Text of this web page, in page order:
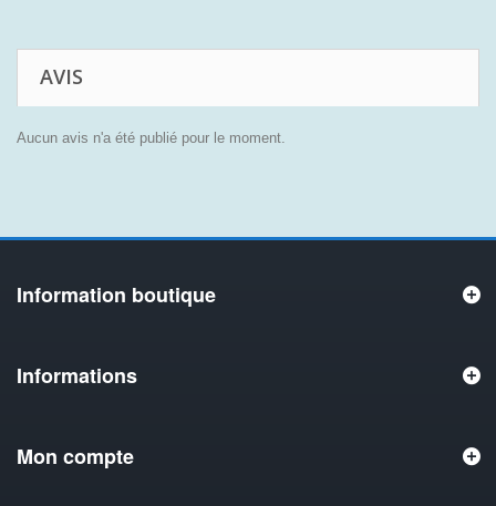
AVIS
Aucun avis n'a été publié pour le moment.
Information boutique
Informations
Mon compte